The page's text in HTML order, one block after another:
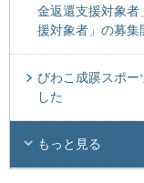
金返還支援対象者
援対象者」の募集
びわこ成蹊スポー
した
もっと見る